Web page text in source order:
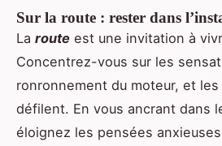
Sur la route : rester dans
La route est une invitation à
Concentrez-vous sur les
ronronnement du moteur, et les
défilent. En vous ancrant dans
éloignez les pensées